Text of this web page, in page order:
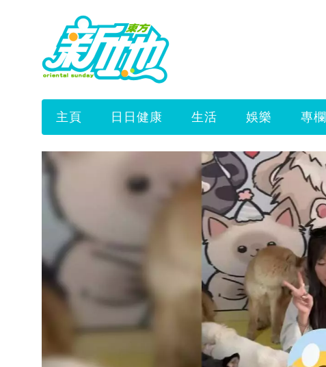
主頁 日日健康 生活 娛樂 專欄